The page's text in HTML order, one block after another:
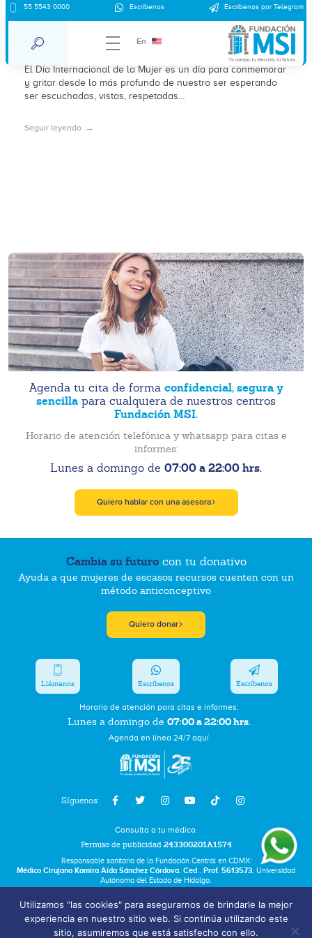
55 5543 0000 Escríbenos Escríbenos por Telegram
En
Repite: “No juzgarás a la mujer que
aborta”
El Día Internacional de la Mujer es un día para conmemorar
y gritar desde lo más profundo de nuestro ser esperando
ser escuchadas, vistas, respetadas…
Seguir leyendo
Agenda tu cita de forma confidencial, segura y
sencilla para cualquiera de nuestros centros
Fundación MSI.
Horario de atención telefónica y whatsapp para citas e
informes:
Lunes a domingo de 07:00 a 22:00 hrs.
Quiero hablar con una asesora
Cambia su futurocon tu donativo
Ayuda a que mujeres de escasos recursos cuenten con un
método anticonceptivo
Quiero donar
Síguenos:
Horario de atención para citas e informes:
Lunes a domingo de 07:00 a 22:00 hrs.
Agenda en línea 24/7 aquí
Llámanos Escríbenos Escríbenos
Consulta a tu médico.
Permiso de publicidad 243300201A1574
Responsable sanitario de la Fundación Central en CDMX:
Médico Cirujano Kamira Aída Sánchez Córdova. Ced . Prof. 5613573. Universidad
Autónoma del Estado de Hidalgo.
Términos y Condiciones
Bolsa de Trabajo
Utilizamos "las cookies" para asegurarnos de brindarle la mejor
experiencia en nuestro sitio web. Si continúa utilizando este
sitio, asumiremos que está satisfecho con ello.